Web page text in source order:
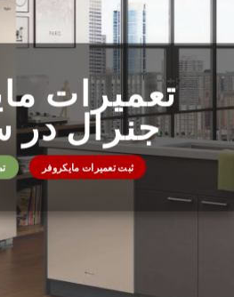
تعمیرات
جنرال در
ثبت تعمیرات مایکروفر